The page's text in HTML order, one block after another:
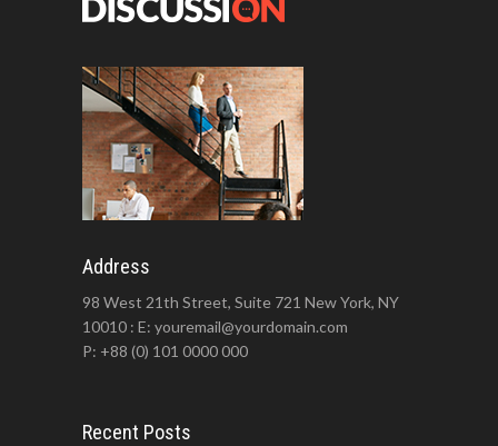
Address
98 West 21th Street, Suite 721 New York, NY
10010 : E: youremail@yourdomain.com
P: +88 (0) 101 0000 000
Recent Posts